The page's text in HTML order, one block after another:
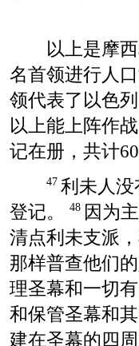
以上是摩
名首领进行人
领代表了以色
以上能上阵作
记在册，共计
47 利未人没
登记。
48 因为
清点利未支派
那样普查他们的
理圣幕和一切
和保管圣幕和
建在圣幕的四周